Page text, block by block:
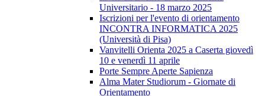
Universitario - 18 marzo 2025
Iscrizioni per l'evento di orientamento
INCONTRA INFORMATICA 2025
(Università di Pisa)
Vanvitelli Orienta 2025 a Caserta giovedì
10 e venerdì 11 aprile
Porte Sempre Aperte Sapienza
Alma Mater Studiorum - Giornate di
Orientamento